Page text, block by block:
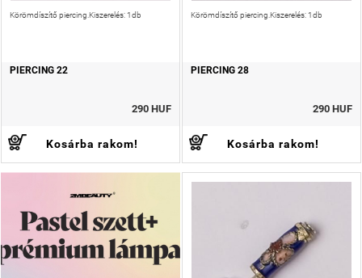
Körömdíszítő piercing.Kiszerelés: 1db
PIERCING 22
290 HUF
Kosárba rakom!
Körömdíszítő piercing.Kiszerelés: 1db
PIERCING 28
290 HUF
Kosárba rakom!